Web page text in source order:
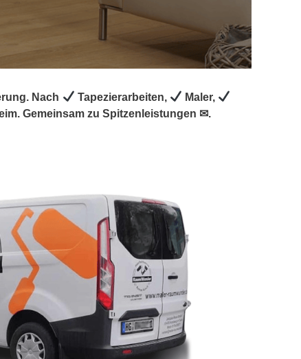
Nach Tapezierarbeiten,
Maler,
Gemeinsam zu Spitzenleistungen ✉.